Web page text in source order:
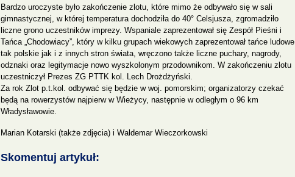
Bardzo uroczyste było zakończenie zlotu, które mimo że odbywało się w sali
gimnastycznej, w której temperatura dochodziła do 40° Celsjusza, zgromadziło
liczne grono uczestników imprezy. Wspaniale zaprezentował się Zespół Pieśni i
Tańca „Chodowiacy”, który w kilku grupach wiekowych zaprezentował tańce ludowe
tak polskie jak i z innych stron świata, wręczono także liczne puchary, nagrody,
odznaki oraz legitymacje nowo wyszkolonym przodownikom. W zakończeniu zlotu
uczestniczył Prezes ZG PTTK kol. Lech Drożdżyński.
Za rok Zlot p.t.kol. odbywać się będzie w woj. pomorskim; organizatorzy czekać
będą na rowerzystów najpierw w Wieżycy, następnie w odległym o 96 km
Władysławowie.
Marian Kotarski (także zdjęcia) i Waldemar Wieczorkowski
Skomentuj artykuł: